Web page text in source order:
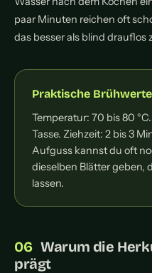
paar Minuten reichen oft
das besser als blind drauflos
Praktische Brühwerte
Temperatur: 70 bis 80
Tasse. Ziehzeit: 2 bis 3
Aufguss kannst du oft
dieselben Blätter geben,
lassen.
Warum die
prägt